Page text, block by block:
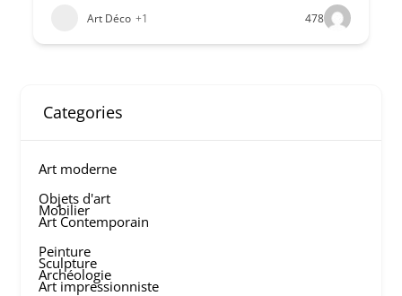
Art Déco +1 478
Categories
Art moderne
Objets d'art
Mobilier
Art Contemporain
Peinture
Sculpture
Archéologie
Art impressionniste